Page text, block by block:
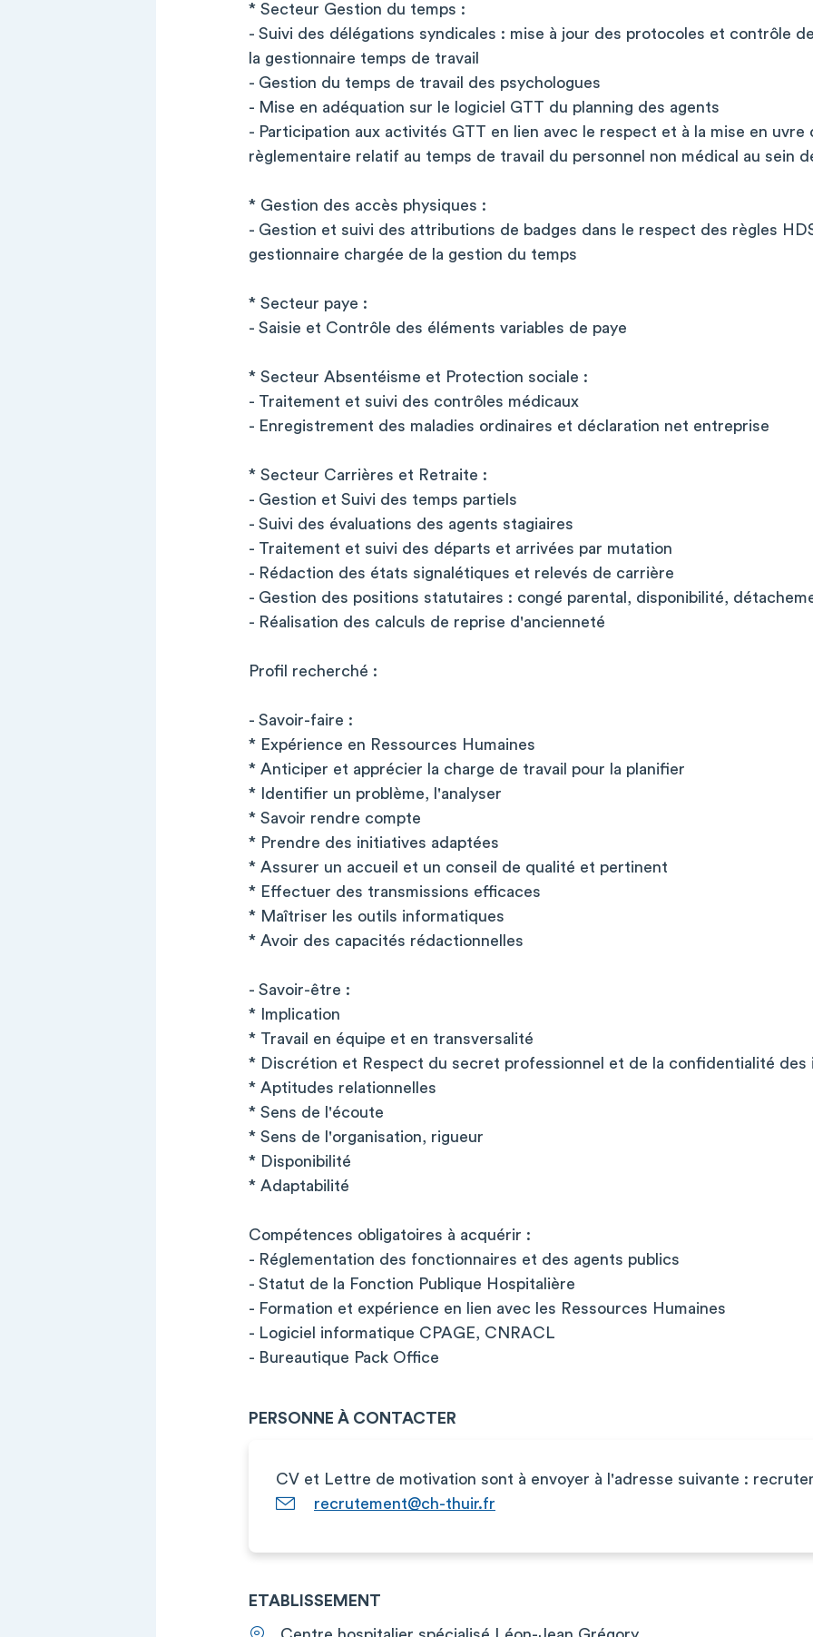
* Secteur Gestion du temps :
- Suivi des délégations syndicales : mise à jour des protocoles et contrôle
la gestionnaire temps de travail
- Gestion du temps de travail des psychologues
- Mise en adéquation sur le logiciel GTT du planning des agents
- Participation aux activités GTT en lien avec le respect et à la mise en uvre
règlementaire relatif au temps de travail du personnel non médical au sein
* Gestion des accès physiques :
- Gestion et suivi des attributions de badges dans le respect des règles
gestionnaire chargée de la gestion du temps
* Secteur paye :
- Saisie et Contrôle des éléments variables de paye
* Secteur Absentéisme et Protection sociale :
- Traitement et suivi des contrôles médicaux
- Enregistrement des maladies ordinaires et déclaration net entreprise
* Secteur Carrières et Retraite :
- Gestion et Suivi des temps partiels
- Suivi des évaluations des agents stagiaires
- Traitement et suivi des départs et arrivées par mutation
- Rédaction des états signalétiques et relevés de carrière
- Gestion des positions statutaires : congé parental, disponibilité,
- Réalisation des calculs de reprise d'ancienneté
Profil recherché :
- Savoir-faire :
* Expérience en Ressources Humaines
* Anticiper et apprécier la charge de travail pour la planifier
* Identifier un problème, l'analyser
* Savoir rendre compte
* Prendre des initiatives adaptées
* Assurer un accueil et un conseil de qualité et pertinent
* Effectuer des transmissions efficaces
* Maîtriser les outils informatiques
* Avoir des capacités rédactionnelles
- Savoir-être :
* Implication
* Travail en équipe et en transversalité
* Discrétion et Respect du secret professionnel et de la confidentialité des
* Aptitudes relationnelles
* Sens de l'écoute
* Sens de l'organisation, rigueur
* Disponibilité
* Adaptabilité
Compétences obligatoires à acquérir :
- Réglementation des fonctionnaires et des agents publics
- Statut de la Fonction Publique Hospitalière
- Formation et expérience en lien avec les Ressources Humaines
- Logiciel informatique CPAGE, CNRACL
- Bureautique Pack Office
PERSONNE À CONTACTER
CV et Lettre de motivation sont à envoyer à l'adresse suivante :
recrutement@ch-thuir.fr
ETABLISSEMENT